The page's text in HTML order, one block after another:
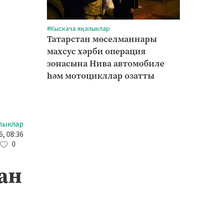
#Кыскача яңалыклар
Татарстан мөселманнары
махсус хәрби операция
зонасына Нива автомобиле
һәм мотоцикллар озатты
08:36
0